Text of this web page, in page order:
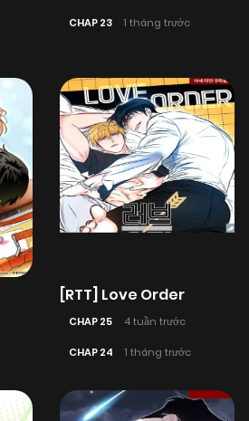
CHAP 23 1 tháng trước
[RTT] Love Order
CHAP 25 4 tuần trước
CHAP 24 1 tháng trước